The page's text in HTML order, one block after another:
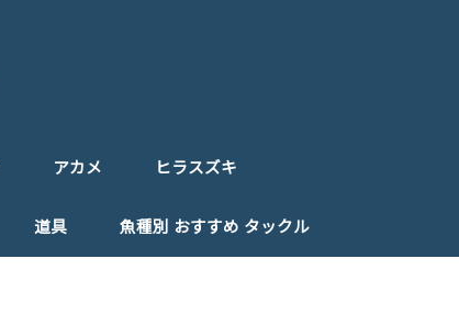
アカメ ヒラスズキ
道具 魚種別 おすすめ タックル